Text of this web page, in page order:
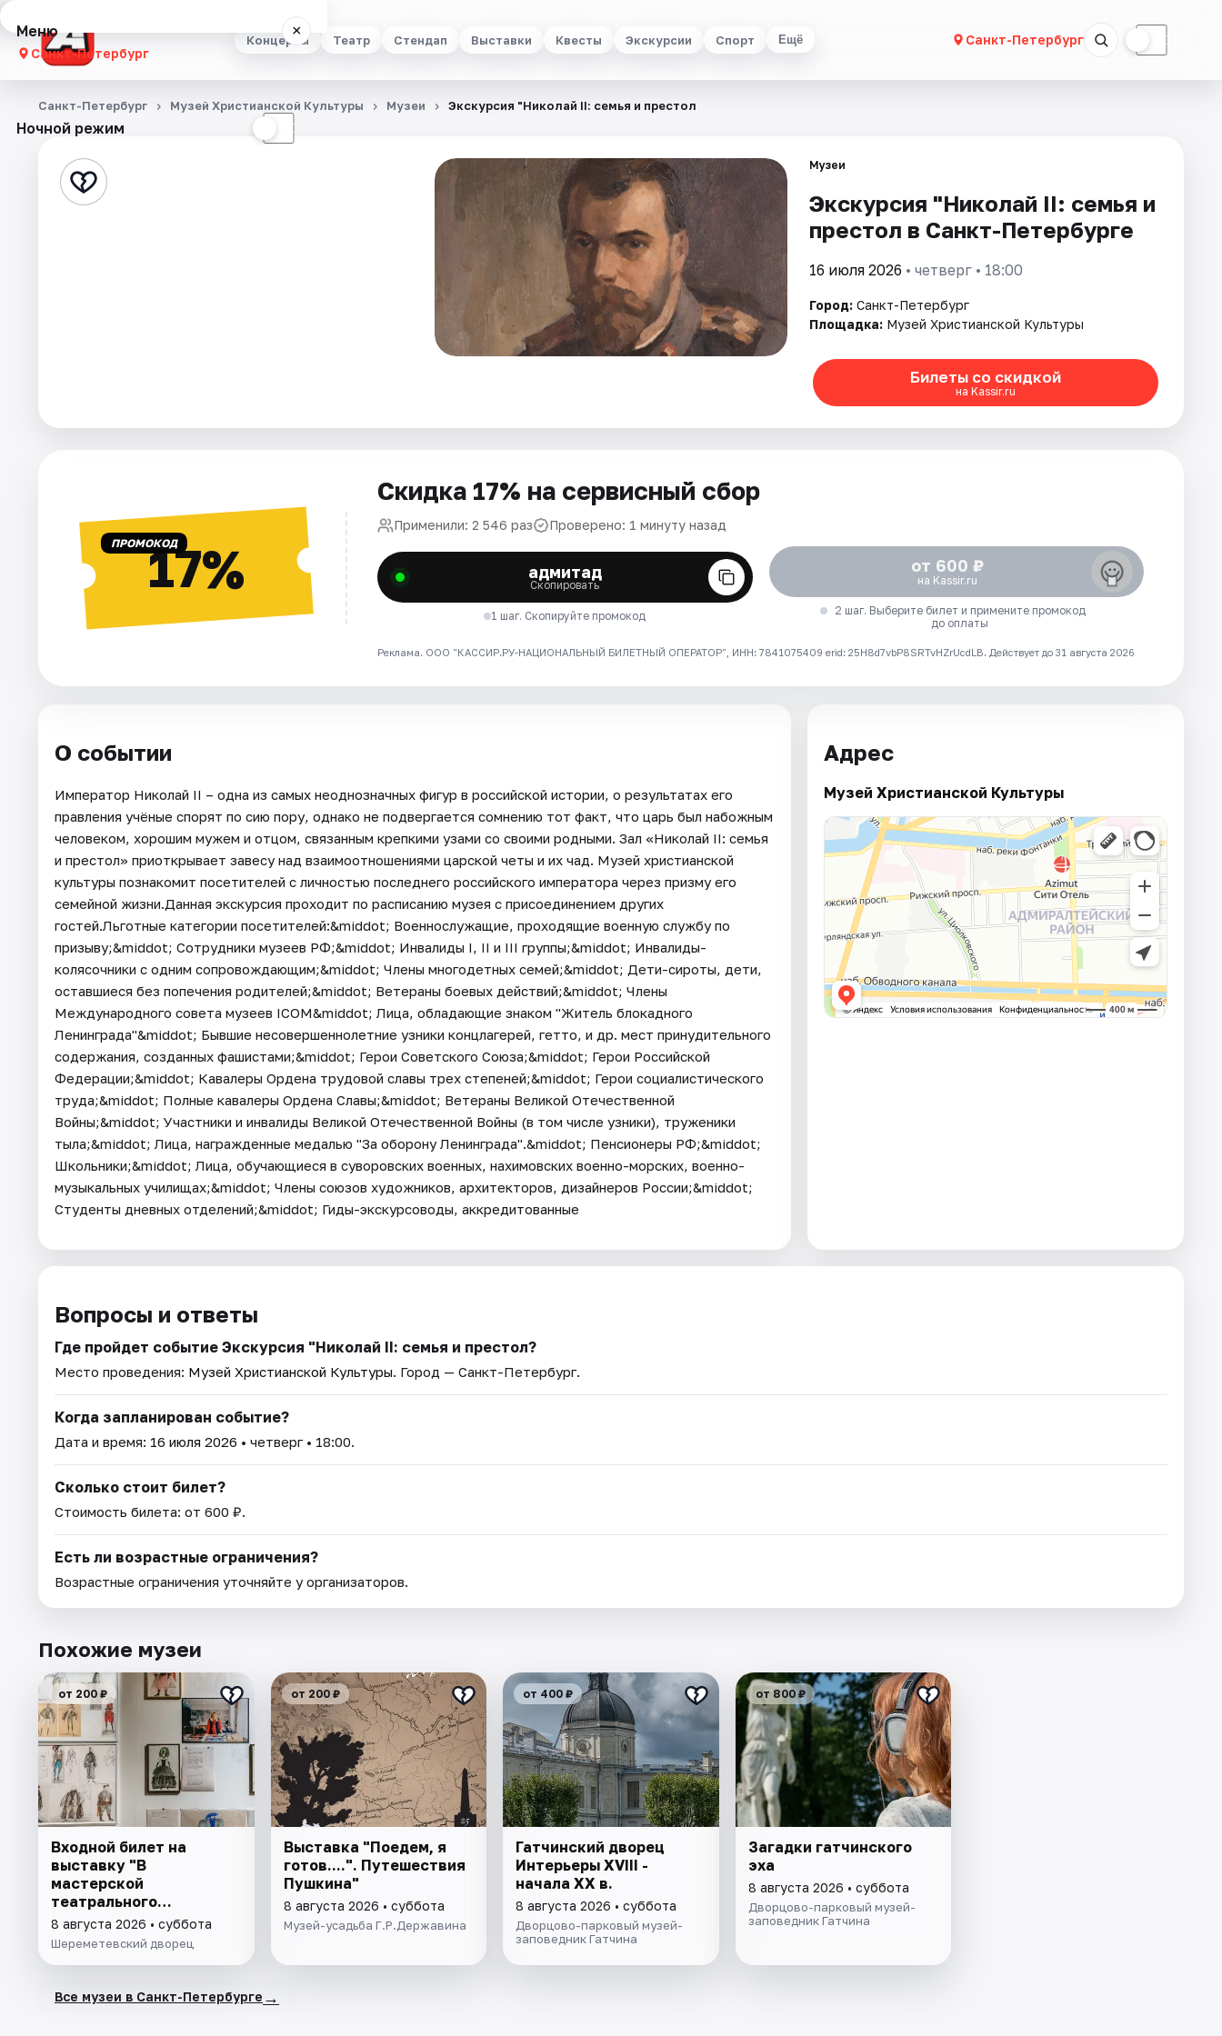
Концерты Театр Стендап Выставки Квесты Экскурсии Спорт Ещё Санкт-Петербург ☾
Меню ×
Санкт-Петербург
Концерты
Стендап
Артисты
Рейтинги
Ночной режим ☾
Санкт-Петербург Музей Христианской Культуры Музеи Экскурсия "Николай II: семья и престол
Музеи
Экскурсия "Николай II: семья и
престол в Санкт-Петербурге
16 июля 2026 • четверг • 18:00
Город: Санкт-Петербург
Площадка: Музей Христианской Культуры
Билеты со скидкой
на Kassir.ru
ПРОМОКОД17%
Скидка 17% на сервисный сбор
Применили: 2 546 раз Проверено: 1 минуту назад
адмитад
Скопировать
1 шаг. Скопируйте промокод
от 600 ₽
на Kassir.ru
2 шаг. Выберите билет и примените промокод
до оплаты
Реклама. ООО "КАССИР.РУ-НАЦИОНАЛЬНЫЙ БИЛЕТНЫЙ ОПЕРАТОР", ИНН: 7841075409 erid: 25H8d7vbP8SRTvHZrUcdLB. Действует до 31 августа 2026
О событии
Император Николай II – одна из самых неоднозначных фигур в российской истории, о результатах его
правления учёные спорят по сию пору, однако не подвергается сомнению тот факт, что царь был набожным
человеком, хорошим мужем и отцом, связанным крепкими узами со своими родными. Зал «Николай II: семья
и престол» приоткрывает завесу над взаимоотношениями царской четы и их чад. Музей христианской
культуры познакомит посетителей с личностью последнего российского императора через призму его
семейной жизни.Данная экскурсия проходит по расписанию музея с присоединением других
гостей.Льготные категории посетителей:&middot; Военнослужащие, проходящие военную службу по
призыву;&middot; Сотрудники музеев РФ;&middot; Инвалиды I, II и III группы;&middot; Инвалиды-
колясочники с одним сопровождающим;&middot; Члены многодетных семей;&middot; Дети-сироты, дети,
оставшиеся без попечения родителей;&middot; Ветераны боевых действий;&middot; Члены
Международного совета музеев ICOM&middot; Лица, обладающие знаком "Житель блокадного
Ленинграда"&middot; Бывшие несовершеннолетние узники концлагерей, гетто, и др. мест принудительного
содержания, созданных фашистами;&middot; Герои Советского Союза;&middot; Герои Российской
Федерации;&middot; Кавалеры Ордена трудовой славы трех степеней;&middot; Герои социалистического
труда;&middot; Полные кавалеры Ордена Славы;&middot; Ветераны Великой Отечественной
Войны;&middot; Участники и инвалиды Великой Отечественной Войны (в том числе узники), труженики
тыла;&middot; Лица, награжденные медалью "За оборону Ленинграда".&middot; Пенсионеры РФ;&middot;
Школьники;&middot; Лица, обучающиеся в суворовских военных, нахимовских военно-морских, военно-
музыкальных училищах;&middot; Члены союзов художников, архитекторов, дизайнеров России;&middot;
Студенты дневных отделений;&middot; Гиды-экскурсоводы, аккредитованные
Адрес
Музей Христианской Культуры
Вопросы и ответы
Где пройдет событие Экскурсия "Николай II: семья и престол?
Место проведения: Музей Христианской Культуры. Город — Санкт-Петербург.
Когда запланирован событие?
Дата и время: 16 июля 2026 • четверг • 18:00.
Сколько стоит билет?
Стоимость билета: от 600 ₽.
Есть ли возрастные ограничения?
Возрастные ограничения уточняйте у организаторов.
Похожие музеи
от 200 ₽
Входной билет на
выставку "В
мастерской
театрального
художника"
8 августа 2026 • суббота
Шереметевский дворец
от 200 ₽
Выставка "Поедем, я
готов....". Путешествия
Пушкина"
8 августа 2026 • суббота
Музей-усадьба Г.Р.Державина
от 400 ₽
Гатчинский дворец
Интерьеры ХVIII -
начала ХХ в.
8 августа 2026 • суббота
Дворцово-парковый музей-
заповедник Гатчина
от 800 ₽
Загадки гатчинского
эха
8 августа 2026 • суббота
Дворцово-парковый музей-
заповедник Гатчина
Все музеи в Санкт-Петербурге →